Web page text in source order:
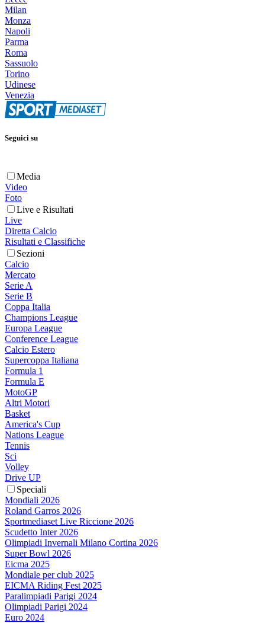
Milan
Monza
Napoli
Parma
Roma
Sassuolo
Torino
Udinese
Venezia
Seguici su
Media
Video
Foto
Live e Risultati
Live
Diretta Calcio
Risultati e Classifiche
Sezioni
Calcio
Mercato
Serie A
Serie B
Coppa Italia
Champions League
Europa League
Conference League
Calcio Estero
Supercoppa Italiana
Formula 1
Formula E
MotoGP
Altri Motori
Basket
America's Cup
Nations League
Tennis
Sci
Volley
Drive UP
Speciali
Mondiali 2026
Roland Garros 2026
Sportmediaset Live Riccione 2026
Scudetto Inter 2026
Olimpiadi Invernali Milano Cortina 2026
Super Bowl 2026
Eicma 2025
Mondiale per club 2025
EICMA Riding Fest 2025
Paralimpiadi Parigi 2024
Olimpiadi Parigi 2024
Euro 2024